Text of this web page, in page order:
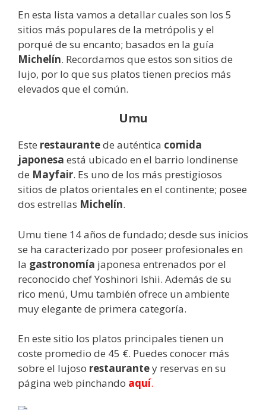
En esta lista vamos a detallar cuales son los 5
sitios más populares de la metrópolis y el
porqué de su encanto; basados en la guía
Michelín. Recordamos que estos son sitios de
lujo, por lo que sus platos tienen precios más
elevados que el común.
Umu
Este restaurantede auténtica comida
japonesa está ubicado en el barrio londinense
de Mayfair. Es uno de los más prestigiosos
sitios de platos orientales en el continente; posee
dos estrellas Michelín.
Umu tiene 14 años de fundado; desde sus inicios
se ha caracterizado por poseer profesionales en
la gastronomía japonesa entrenados por el
reconocido chef Yoshinori Ishii. Además de su
rico menú, Umu también ofrece un ambiente
muy elegante de primera categoría.
En este sitio los platos principales tienen un
coste promedio de 45 €. Puedes conocer más
sobre el lujoso restaurantey reservas en su
página web pinchando aquí.